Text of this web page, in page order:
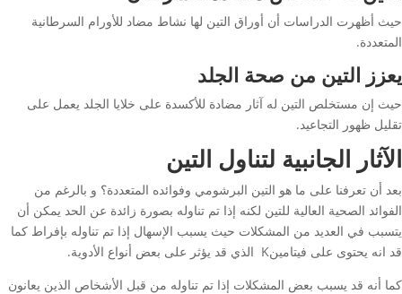
حيث أظهرت الدراسات أن أوراق التين لها نشاط مضاد للأورام السرطانية
المتعددة.
يعزز التين من صحة الجلد
حيث إن مستخلص التين له آثار مضادة للأكسدة على خلايا الجلد يعمل على
تقليل ظهور التجاعيد.
الآثار الجانبية لتناول التين
بعد أن تعرفنا على ما هو التين البرشومي وفوائده المتعددة؟ و بالرغم من
الفوائد الصحية العالية للتين لكنه إذا تم تناوله بصورة زائدة عن الحد يمكن أن
يتسبب في العديد من المشكلات حيث يسبب الإسهال إذا تم تناوله بإفراط كما
قد انه يحتوى على فيتامينK الذي قد يؤثر على بعض أنواع الأدوية.
كما أنه قد يسبب بعض المشكلات إذا تم تناوله من قبل الأشخاص الذين يعانون